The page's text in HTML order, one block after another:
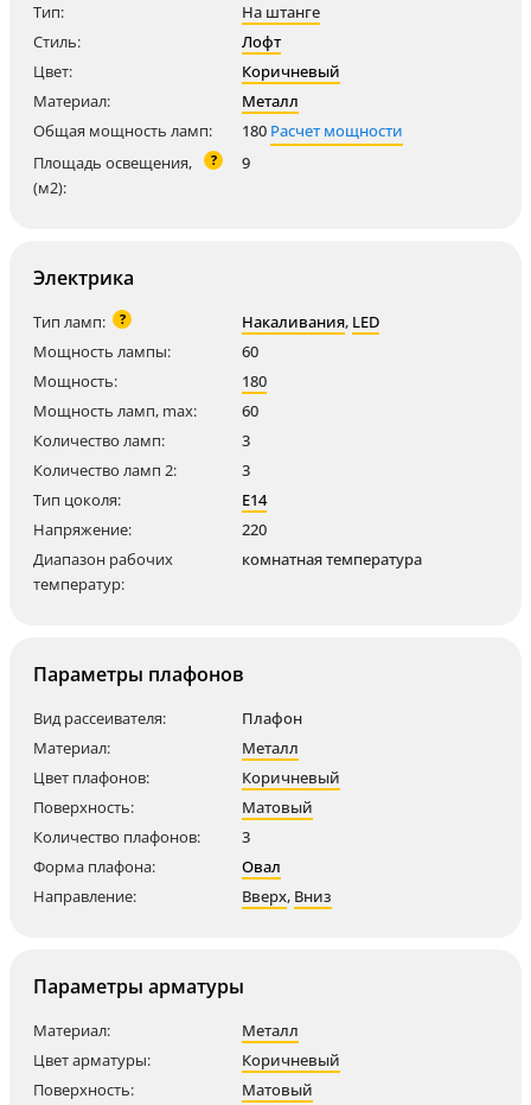
Тип:
На штанге
Стиль:
Лофт
Цвет:
Коричневый
Материал:
Металл
Общая мощность ламп:
180 Расчет мощности
Площадь освещения,
(м2):
? 9
Электрика
Тип ламп: ? Накаливания, LED
Мощность лампы:
60
Мощность:
180
Мощность ламп, max:
60
Количество ламп:
3
Количество ламп 2:
3
Тип цоколя:
E14
Напряжение:
220
Диапазон рабочих
температур:
комнатная температура
Параметры плафонов
Вид рассеивателя:
Плафон
Материал:
Металл
Цвет плафонов:
Коричневый
Поверхность:
Матовый
Количество плафонов:
3
Форма плафона:
Овал
Направление:
Вверх, Вниз
Параметры арматуры
Материал:
Металл
Цвет арматуры:
Коричневый
Поверхность:
Матовый